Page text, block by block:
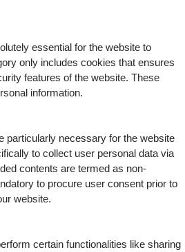
essential for the website to
only includes cookies that ensures
features of the website. These
information.
particularly necessary for the website
to collect user personal data via
contents are termed as non-
to procure user consent prior to
website.
certain functionalities like sharing